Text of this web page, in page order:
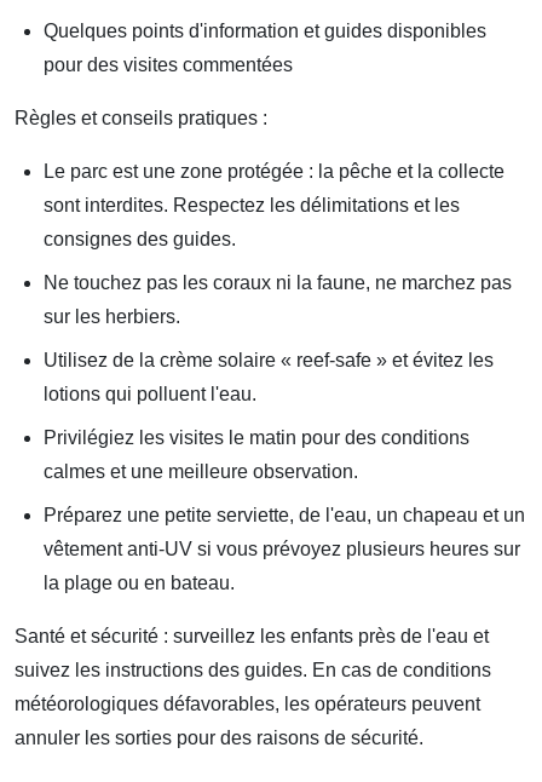
Quelques points d'information et guides disponibles
pour des visites commentées
Règles et conseils pratiques :
Le parc est une zone protégée : la pêche et la collecte
sont interdites. Respectez les délimitations et les
consignes des guides.
Ne touchez pas les coraux ni la faune, ne marchez pas
sur les herbiers.
Utilisez de la crème solaire « reef-safe » et évitez les
lotions qui polluent l'eau.
Privilégiez les visites le matin pour des conditions
calmes et une meilleure observation.
Préparez une petite serviette, de l'eau, un chapeau et un
vêtement anti-UV si vous prévoyez plusieurs heures sur
la plage ou en bateau.
Santé et sécurité : surveillez les enfants près de l'eau et
suivez les instructions des guides. En cas de conditions
météorologiques défavorables, les opérateurs peuvent
annuler les sorties pour des raisons de sécurité.